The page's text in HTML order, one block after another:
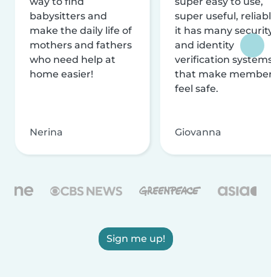
babysitters and
make the daily life of
mothers and fathers
who need help at
home easier!
Nerina
super useful,
it has many
and identity
verification
that make
feel safe.
Giovanna
Sign me up!